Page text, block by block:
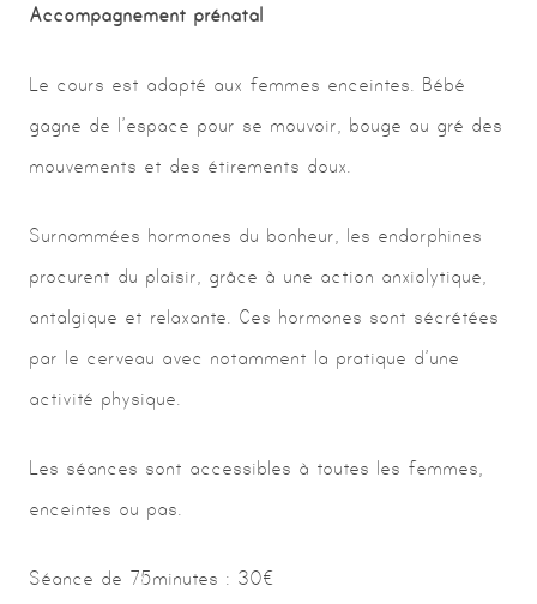
Accompagnement prénatal
Le cours est adapté aux femmes enceintes. Bébé
gagne de l’espace pour se mouvoir, bouge au gré des
mouvements et des étirements doux.
Surnommées hormones du bonheur, les endorphines
procurent du plaisir, grâce à une action anxiolytique,
antalgique et relaxante. Ces hormones sont sécrétées
par le cerveau avec notamment la pratique d’une
activité physique.
Les séances sont accessibles à toutes les femmes,
enceintes ou pas.
Séance de 75minutes : 30€